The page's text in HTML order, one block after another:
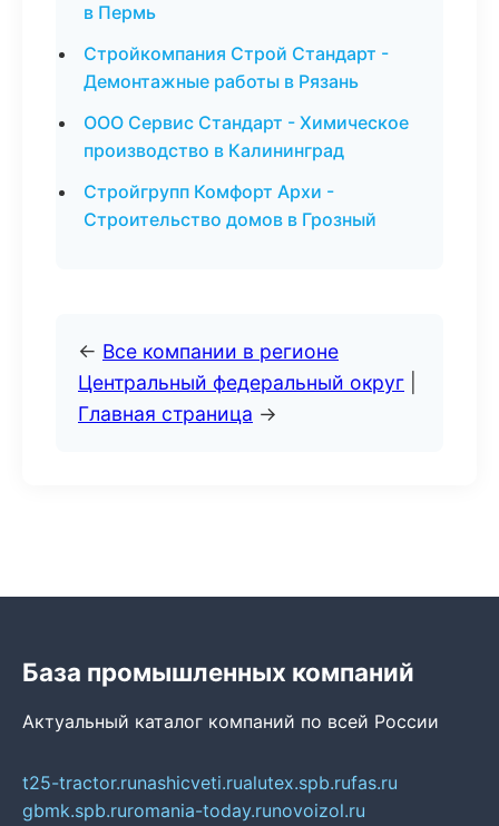
в Пермь
Стройкомпания Строй Стандарт -
Демонтажные работы в Рязань
ООО Сервис Стандарт - Химическое
производство в Калининград
Стройгрупп Комфорт Архи -
Строительство домов в Грозный
← Все компании в регионе
Центральный федеральный округ
Главная страница →
База промышленных компаний
Актуальный каталог компаний по всей России
t25-tractor.runashicveti.rualutex.spb.rufas.ru
gbmk.spb.ruromania-today.runovoizol.ru